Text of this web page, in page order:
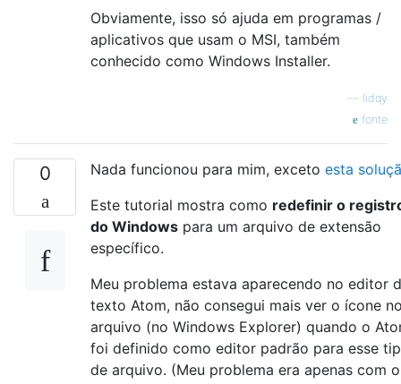
Obviamente, isso só ajuda em programas /
aplicativos que usam o MSI, também
conhecido como Windows Installer.
lidqy
fonte
0 Nada funcionou para mim, exceto esta
Este tutorial mostra como redefinir o
do Windows para um arquivo de extensão
específico.
Meu problema estava aparecendo no editor
texto Atom, não consegui mais ver o ícone
arquivo (no Windows Explorer) quando o
foi definido como editor padrão para esse
de arquivo. (Meu problema era apenas com o